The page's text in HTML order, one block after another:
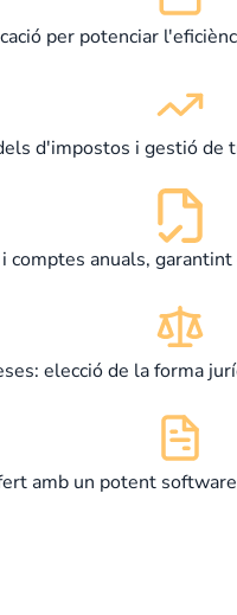
per potenciar
d'impostos i gestió de
comptes anuals,
elecció de la forma
amb un potent